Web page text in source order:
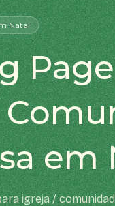
Natal
em
igreja /